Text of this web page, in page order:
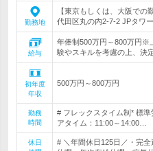
勤務地
【東京もしくは、大阪で
代田区丸の内2-7-2 JPタワ
給与
年俸制500万円～800万円※
験やスキルを考慮の上、決
初年度
年収
500万円～800万円
勤務
時間
# フレックスタイム制* 標
アタイム：11:00～14:00…
休日
# ＼年間休日125日／・完